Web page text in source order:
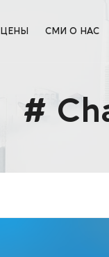
ЦЕНЫ СМИ О НАС
#